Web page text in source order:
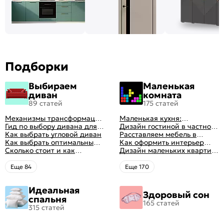
Подборки
Выбираем
диван
89 статей
Механизмы трансформации
диванов: все виды,
особенности, плюсы и
минусы
Гид по выбору дивана для
сна
Как выбрать угловой диван
Как выбрать оптимальный
цвет стен в гостиной: 50
фото и идей оформления
Сколько стоит и как
перетянуть диван
Eще 84
Маленькая
комната
175 статей
Маленькая кухня:
планировка, стили, цвет и
рисунок, реальные фото
Дизайн гостиной в частном
доме: 50 вариантов с фото
Расставляем мебель в
гостиной: главные правила
рациональной планировки
Как оформить интерьер
однокомнатной квартиры:
47 классных идей с фото
Дизайн маленьких квартир:
10 идей для дизайна
интерьера с фото
Eще 170
Идеальная
спальня
315 статей
Здоровый сон
165 статей